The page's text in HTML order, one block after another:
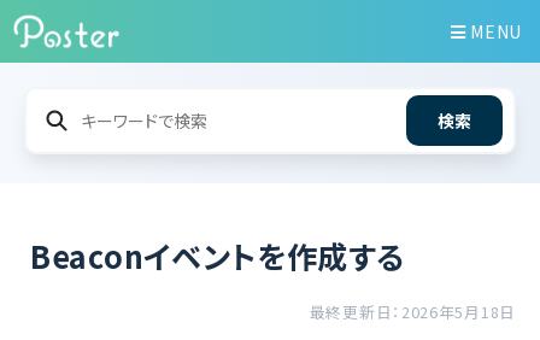
MENU
検索
Beaconイベントを作成する
最終更新日：2026年5月18日